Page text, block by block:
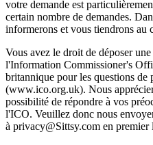
votre demande est
certain nombre de demandes.
informerons et vous tiendrons au
Vous avez le droit de déposer
l'Information Commissioner's
britannique pour les questions de
(www.ico.org.uk). Nous
possibilité de répondre à vos
l'ICO. Veuillez donc nous
à privacy@Sittsy.com en premier